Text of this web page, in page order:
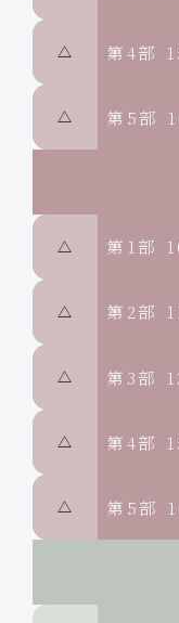
△ 第4部
△ 第5部
△ 第1部
△ 第2部
△ 第3部
△ 第4部
△ 第5部